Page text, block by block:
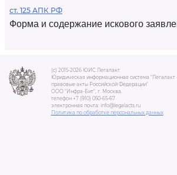
ст. 125 АПК РФ
Форма и содержание искового
(c) 2015-2026 ЮИС Легалакт
Юридическая информационная система "Легалакт
правовые акты Российской Федерации"
ООО "Инфра-Бит", г. Москва.
телефон +7 (910) 050-65-67
электронная почта: info@legalacts.ru
Политика по обработке персональных данных